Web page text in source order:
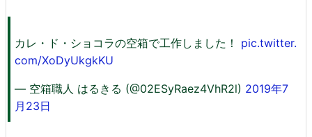
カレ・ド・ショコラの空箱で工作しました！ pic.twitter.
com/XoDyUkgkKU
— 空箱職人 はるきる (@02ESyRaez4VhR2l) 2019年7
月23日